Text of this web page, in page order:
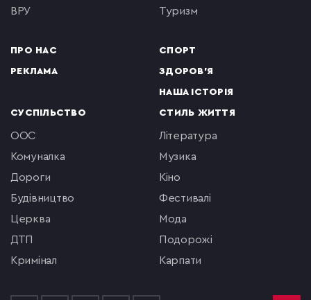
ВРУ
ПРО НАС
РЕКЛАМА
туризм
СПОРТ
ЗДОРОВ'Я
НАША ІСТОРІЯ
СУСПІЛЬСТВО
ООС
комуналка
Дороги
будівництво
церква
ДТП
кримінал
СТИЛЬ ЖИТТЯ
література
музика
кіно
фестивалі
мода
подорожі
Карпати